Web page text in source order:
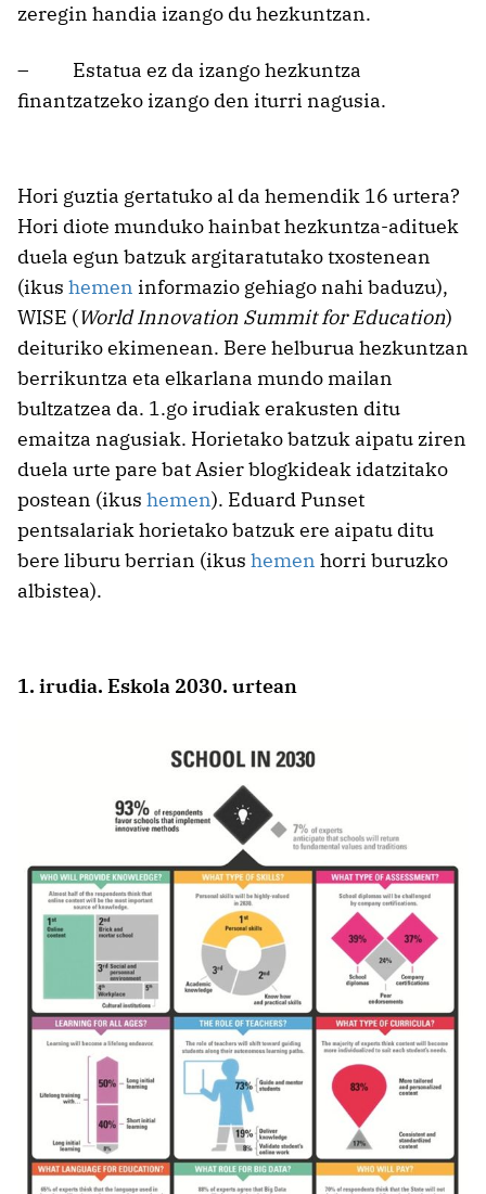
zeregin handia izango du hezkuntzan.
– Estatua ez da izango hezkuntza
finantzatzeko izango den iturri nagusia.
Hori guztia gertatuko al da hemendik 16 urtera?
Hori diote munduko hainbat hezkuntza-adituek
duela egun batzuk argitaratutako txostenean
(ikus hemen informazio gehiago nahi baduzu),
WISE (World Innovation Summit for Education)
deituriko ekimenean. Bere helburua hezkuntzan
berrikuntza eta elkarlana mundo mailan
bultzatzea da. 1.go irudiak erakusten ditu
emaitza nagusiak. Horietako batzuk aipatu ziren
duela urte pare bat Asier blogkideak idatzitako
postean (ikus hemen). Eduard Punset
pentsalariak horietako batzuk ere aipatu ditu
bere liburu berrian (ikus hemen horri buruzko
albistea).
1. irudia. Eskola 2030. urtean